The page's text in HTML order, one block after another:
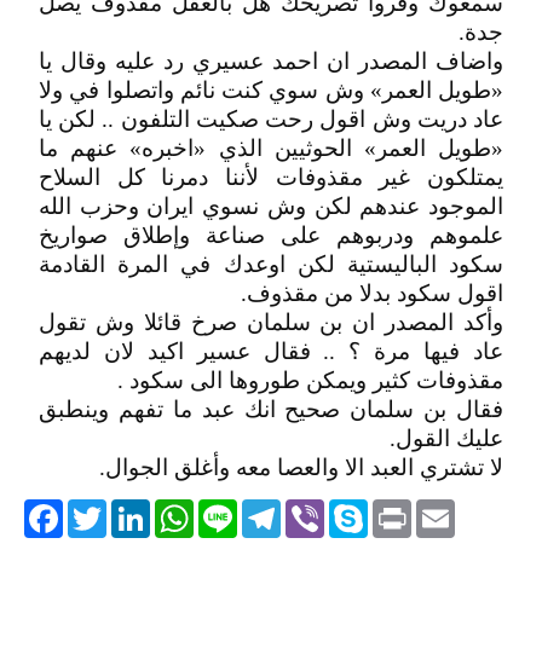
جدة.
واضاف المصدر ان احمد عسيري رد عليه وقال يا
«طويل العمر» وش سوي كنت نائم واتصلوا في ولا
عاد دريت وش اقول رحت صكيت التلفون .. لكن يا
«طويل العمر» الحوثيين الذي «اخبره» عنهم ما
يمتلكون غير مقذوفات لأننا دمرنا كل السلاح
الموجود عندهم لكن وش نسوي ايران وحزب الله
علموهم ودربوهم على صناعة وإطلاق صواريخ
سكود الباليستية لكن اوعدك في المرة القادمة
اقول سكود بدلا من مقذوف.
وأكد المصدر ان بن سلمان صرخ قائلا وش تقول
عاد فيها مرة ؟ .. فقال عسير اكيد لان لديهم
مقذوفات كثير ويمكن طوروها الى سكود .
فقال بن سلمان صحيح انك عبد ما تفهم وينطبق
عليك القول.
لا تشتري العبد الا والعصا معه وأغلق الجوال.
TwitterLinkedIn
WhatsApp Line
Telegram ViberSkype PrintEmail